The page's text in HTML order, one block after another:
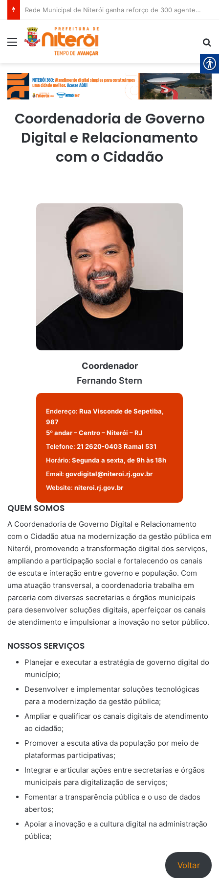
Rede Municipal de Niterói ganha reforço de 300 agentes de apoio escolar
Menu
Coordenadoria de Governo
Digital e Relacionamento
com o Cidadão
Coordenador
Fernando Stern
Endereço: Rua Visconde de Sepetiba,
987
5º andar – Centro – Niterói – RJ
Telefone: 21 2620-0403 Ramal 531
Horário: Segunda a sexta, de 9h às 18h
Email: govdigital@niteroi.rj.gov.br
Website: niteroi.rj.gov.br
QUEM SOMOS
A Coordenadoria de Governo Digital e Relacionamento
com o Cidadão atua na modernização da gestão pública em
Niterói, promovendo a transformação digital dos serviços,
ampliando a participação social e fortalecendo os canais
de escuta e interação entre governo e população. Com
uma atuação transversal, a coordenadoria trabalha em
parceria com diversas secretarias e órgãos municipais
para desenvolver soluções digitais, aperfeiçoar os canais
de atendimento e impulsionar a inovação no setor público.
NOSSOS SERVIÇOS
Planejar e executar a estratégia de governo digital do
município;
Desenvolver e implementar soluções tecnológicas
para a modernização da gestão pública;
Ampliar e qualificar os canais digitais de atendimento
ao cidadão;
Promover a escuta ativa da população por meio de
plataformas participativas;
Integrar e articular ações entre secretarias e órgãos
municipais para digitalização de serviços;
Fomentar a transparência pública e o uso de dados
abertos;
Apoiar a inovação e a cultura digital na administração
pública;
Voltar